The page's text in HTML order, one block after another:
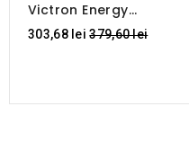
Victron Energy
Interface MK3-USB
(VE.Bus To USB)
303,68 lei Regular
379,60 lei